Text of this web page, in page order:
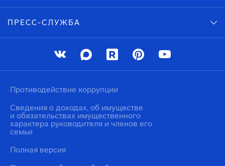
ПРЕСС-СЛУЖБА
Противодействие коррупции
Сведения о доходах, об имуществе
и обязательствах имущественного
характера руководителя и членов его
семьи
Полная версия